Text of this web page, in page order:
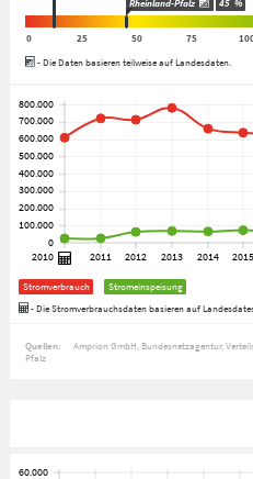
Rheinland-Pfalz 45 %
0 25 50 75
- Die Daten basieren teilweise auf Landesdaten.
Stromverbrauch
Stromeinspeisung
- Die Stromverbrauchsdaten basieren auf
Quellen: Amprion GmbH Bundesnetzagentur
Pfalz